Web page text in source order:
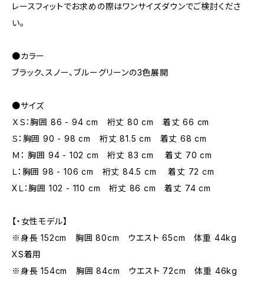
レースフィットでお求めの際はワンサイズダウンでご検討くださ
い。
●カラー
ブラック、スノー、ブルーグリーンの3色展開
●サイズ
ＸＳ：胸囲 86 - 94 cm 裄丈 80 cm 着丈 66 cm
Ｓ：胸囲 90 - 98 cm 裄丈 81.5 cm 着丈 68 cm
Ｍ： 胸囲 94 - 102 cm 裄丈 83 cm 着丈 70 cm
Ｌ：胸囲 98 - 106 cm 裄丈 84.5 cm 着丈 72 cm
XＬ：胸囲 102 - 110 cm 裄丈 86 cm 着丈 74 cm
【・女性モデル】
※身長 152cm 胸囲 80cm ウエスト 65cm 体重 44kg
XS着用
※身長 154cm 胸囲 84cm ウエスト 72cm 体重 46kg